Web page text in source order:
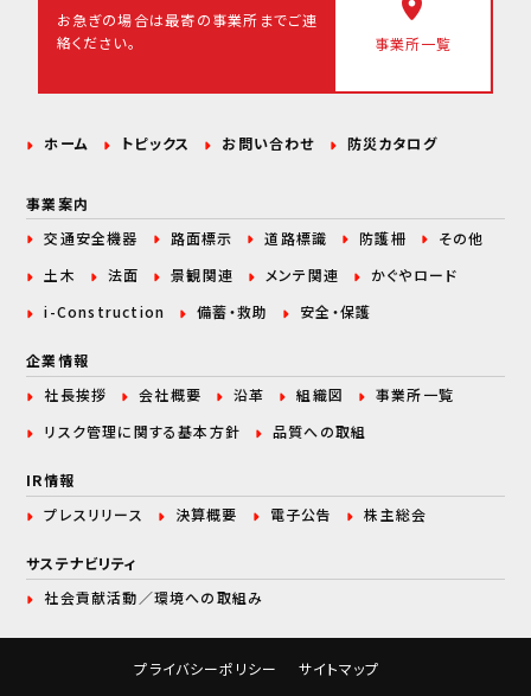
お急ぎの場合は最寄の事業所までご連
絡ください。
事業所一覧
ホーム トピックス お問い合わせ 防災カタログ
事業案内
交通安全機器
路面標示 道路標識 防護柵
その他
土木
法面 景観関連 メンテ関連
かぐやロード
i-Construction
備蓄・救助 安全・保護
企業情報
社長挨拶
会社概要 沿革 組織図
事業所一覧
リスク管理に関する基本方針 品質への取組
IR情報
プレスリリース
決算概要 電子公告 株主総会
サステナビリティ
社会貢献活動／環境への取組み
プライバシーポリシー サイトマップ